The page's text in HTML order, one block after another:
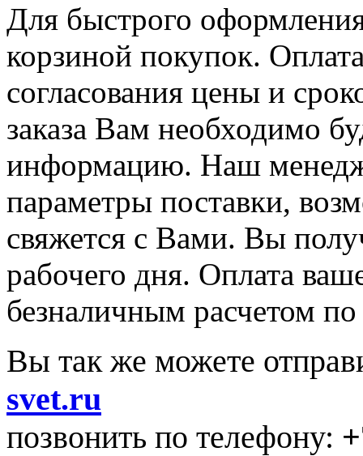
Для быстрого оформления
корзиной покупок.
согласования цены и
заказа Вам необходимо
информацию. Наш
параметры поставки,
свяжется с Вами. Вы
рабочего дня. Оплата
безналичным расчетом по
Вы так же можете
svet.ru
позвонить по телефону: